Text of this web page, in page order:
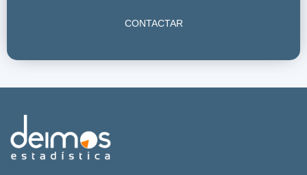
CONTACTAR